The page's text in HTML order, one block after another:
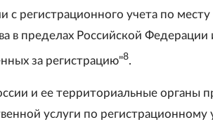
с регистрационного учета по
в пределах Российской
за регистрацию"8.
и ее территориальные органы
услуги по регистрационному